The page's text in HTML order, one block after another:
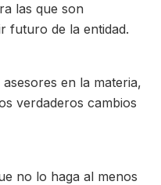
las que son
futuro de la entidad.
en la materia,
verdaderos cambios
no lo haga al menos